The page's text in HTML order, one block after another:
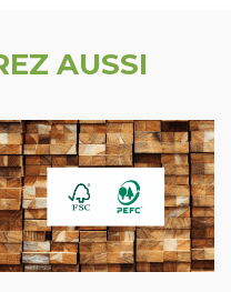
AUSSI